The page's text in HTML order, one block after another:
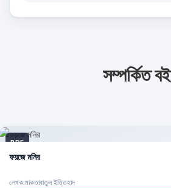
সম্পর্কিত বই
PDF
ফয়জে মনির
লেখক:মাকতাবাতুল ইত্তিহাদ